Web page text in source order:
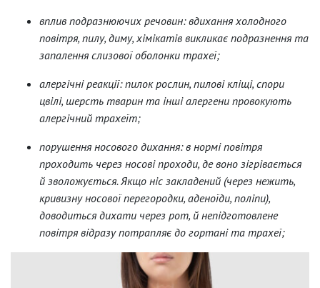
вплив подразнюючих речовин: вдихання холодного
повітря, пилу, диму, хімікатів викликає подразнення та
запалення слизової оболонки трахеї;
алергічні реакції: пилок рослин, пилові кліщі, спори
цвілі, шерсть тварин та інші алергени провокують
алергічний трахеїт;
порушення носового дихання: в нормі повітря
проходить через носові проходи, де воно зігрівається
й зволожується. Якщо ніс закладений (через нежить,
кривизну носової перегородки, аденоїди, поліпи),
доводиться дихати через рот, й непідготовлене
повітря відразу потрапляє до гортані та трахеї;